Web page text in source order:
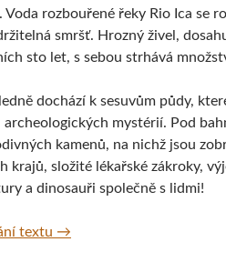
Voda rozbouřené řeky Rio Ica se
smršť. Hrozný živel,
sto let, s sebou strhává
dochází k sesuvům půdy,
archeologických mystérií. Pod
kamenů, na nichž jsou
krajů, složité lékařské zákroky,
a dinosauři společně s lidmi!
textu Kameny z Icy, Ica, Peru
→